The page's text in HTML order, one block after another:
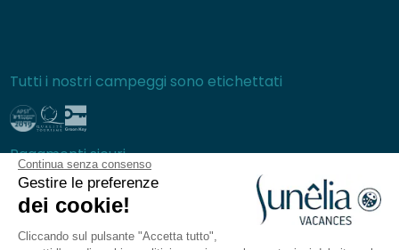
Continua senza consenso
Gestire le preferenze
dei cookie!
Cliccando sul pulsante "Accetta tutto",
Tutti i nostri campeggi sono etichettati
Pagamenti sicuri
Domande frequenti